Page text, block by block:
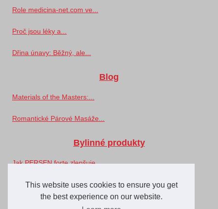
This website uses cookies to ensure you get
the best experience on our website.
Role medicina-net.com ve...
Proč jsou léky a...
Dřina únavy: Běžný, ale...
Blog
Materials of the Masters:...
Romantické Párové Masáže...
Bylinné produkty
Jak PERSEN forte zlepšuje...
Oči
S Optic: Nejlepší optik v...